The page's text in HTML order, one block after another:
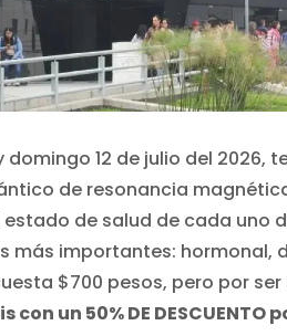
domingo 12 de julio del
de resonancia
de salud de cada uno
más importantes: hormonal,
$700 pesos, pero por
un 50% DE